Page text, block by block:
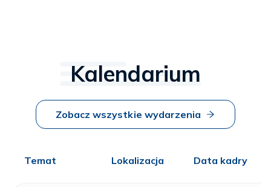
Kalendarium
Zobacz wszystkie wydarzenia
Temat Lokalizacja Data kadry